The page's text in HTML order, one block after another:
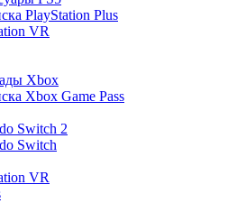
PlayStation Plus
VR
Xbox
Xbox Game Pass
Switch 2
Switch
VR